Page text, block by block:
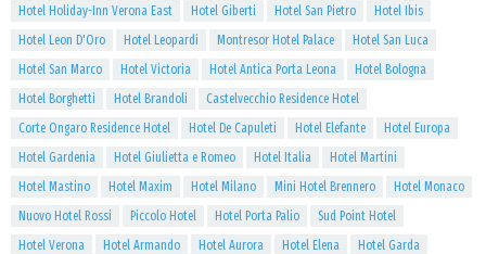
Hotel Holiday-Inn Verona East
Hotel Giberti Hotel San Pietro
Hotel Ibis
Hotel Leon D'Oro
Hotel Leopardi Montresor Hotel Palace
Hotel San Luca
Hotel San Marco
Hotel Victoria Hotel Antica Porta Leona
Hotel Bologna
Hotel Borghetti
Hotel Brandoli
Castelvecchio Residence Hotel
Corte Ongaro Residence Hotel
Hotel De Capuleti Hotel Elefante
Hotel Europa
Hotel Gardenia
Hotel Giulietta e Romeo Hotel Italia
Hotel Martini
Hotel Mastino
Hotel Maxim Hotel Milano Mini Hotel Brennero
Hotel Monaco
Nuovo Hotel Rossi
Piccolo Hotel Hotel Porta Palio
Sud Point Hotel
Hotel Verona
Hotel Armando Hotel Aurora Hotel Elena
Hotel Garda